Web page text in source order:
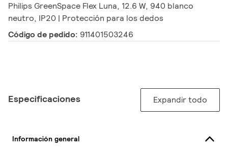
Philips GreenSpace Flex Luna, 12.6 W, 940 blanco
neutro, IP20 | Protección para los dedos
Código de pedido: 911401503246
Especificaciones Expandir todo
Información general